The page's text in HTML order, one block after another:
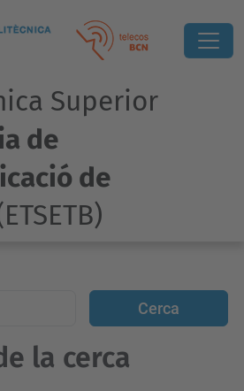
Superior
de
de
la cerca